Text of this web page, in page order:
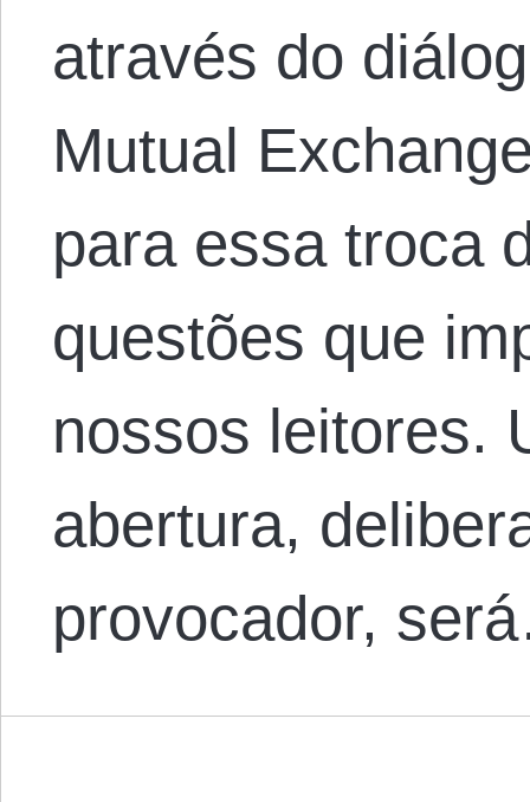
através do
Mutual
para essa troca
questões que
nossos leitores.
abertura,
provocador,